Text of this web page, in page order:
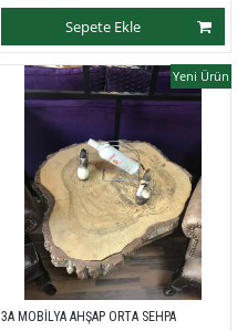
Sepete Ekle
3A MOBİLYA AHŞAP ORTA SEHPA
Yeni Ürün